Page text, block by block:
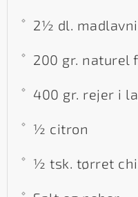
2½ dl.
200 gr. naturel
400 gr. rejer i
½ citron
½ tsk. tørret